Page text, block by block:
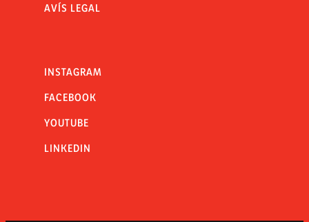
AVÍS LEGAL
INSTAGRAM
FACEBOOK
YOUTUBE
LINKEDIN